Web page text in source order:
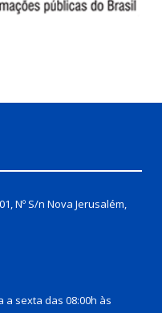
Nº S/n Nova Jerusalém,
sexta das 08:00h às